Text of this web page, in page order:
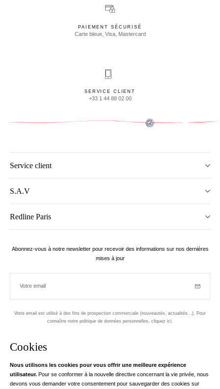
Cookies
Nous utilisons les cookies pour vous offrir une meilleure expérience
utilisateur. Pour se conformer à la nouvelle directive concernant la vie privée, nous
devons vous demander votre consentement pour sauvegarder des cookies sur
PAIEMENT SÉCURISÉ
Carte bleue, Visa, Mastercard
SERVICE CLIENT
+33 1 44 88 02 00
Service client
S.A.V
Redline Paris
Abonnez-vous à notre newsletter pour recevoir des informations sur nos dernières
mises à jour
Votre email
Votre email est utilisé à des fins de prospection commerciale (nouveautés, actualités...). Pour
connaître notre politique de données personnelles, cliquez ici
Votre adresse email